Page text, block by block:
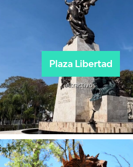
Plaza Libertad
Atractivos